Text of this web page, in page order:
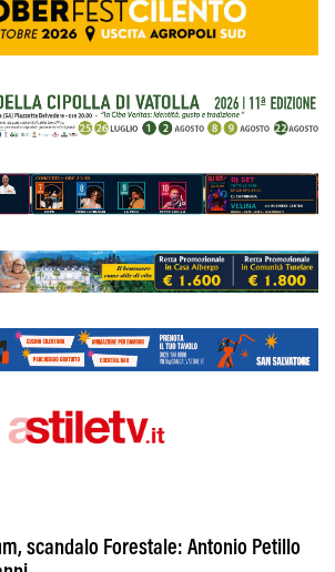
scandalo Forestale: Antonio Petillo